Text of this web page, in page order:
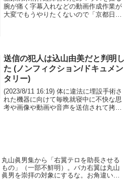
腕が痛く字幕入れなどの動画作成作業が
大変でもうやりたくないので「京都日帰
送信の犯人は込山由美だと判明し
た (ノンフィクション/ドキュメン
タリー)
(2023/8/11 16:19) 体に違法に埋設手術さ
れた機器に向けて毎晩就寝中に不快な思
考や画像や動画や音声を送信されて拷問
丸山眞男集から「右翼テロを助長させる
もの」（一部不鮮明）。バカ右翼は丸山
眞男を崇拝の対象にするな。お角違いも